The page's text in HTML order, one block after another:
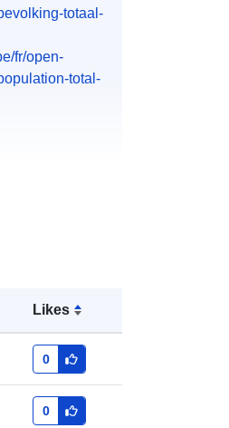
Likes
0
0
totaal-
fr/open-
total-
Belgium)